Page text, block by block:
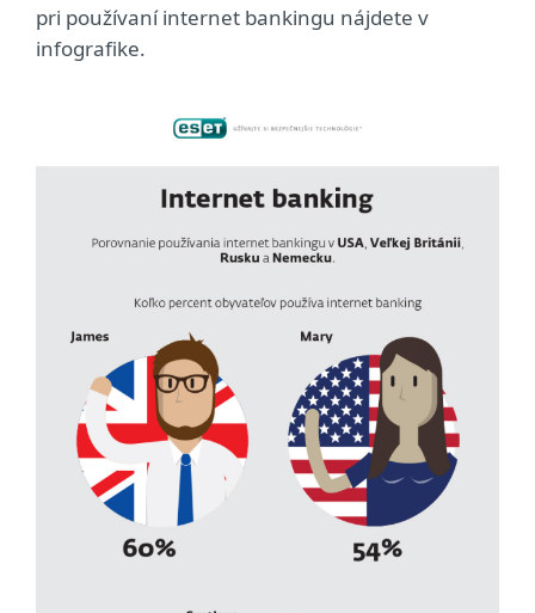
pri používaní internet bankingu nájdete v
infografike.